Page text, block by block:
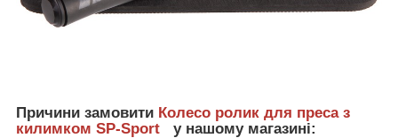
Причини замовити Колесо ролик для преса з
килимком SP-Sport
у нашому магазині: